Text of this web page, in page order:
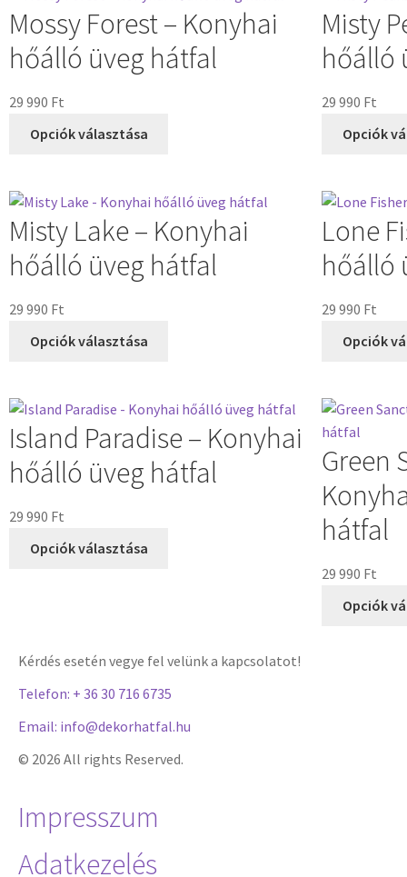
Mossy Forest – Konyhai
hőálló üveg hátfal
29 990 Ft
Opciók választása
Misty
hőálló
29 990 Ft
Opciók
Misty Lake – Konyhai
hőálló üveg hátfal
29 990 Ft
Opciók választása
Lone
hőálló
29 990 Ft
Opciók
Island Paradise – Konyhai
hőálló üveg hátfal
29 990 Ft
Opciók választása
Green
hátfal
29 990 Ft
Opciók
Kérdés esetén vegye fel velünk a kapcsolatot!
Telefon: + 36 30 716 6735
Email: info@dekorhatfal.hu
© 2026 All rights Reserved.
Impresszum
Adatkezelés